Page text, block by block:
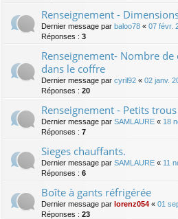
Renseignement -
Dernier message par baloo78 « 07 févr.
Réponses : 3
Renseignement- Nombre
dans le coffre
Dernier message par cyril92 « 02 janv.
Réponses : 20
Renseignement - Petits
Dernier message par SAMLAURE « 18
Réponses : 7
Sieges chauffants.
Dernier message par SAMLAURE « 11
Réponses : 6
Boîte à gants réfrigérée
Dernier message par lorenz054 « 01
Réponses : 23